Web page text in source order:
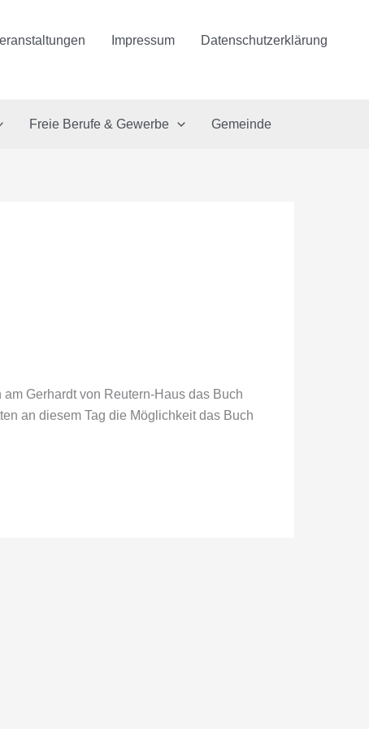
Impressum Datenschutzerklärung
Freie Berufe & Gewerbe Gemeinde
Gerhardt von Reutern-Haus das Buch
an diesem Tag die Möglichkeit das Buch